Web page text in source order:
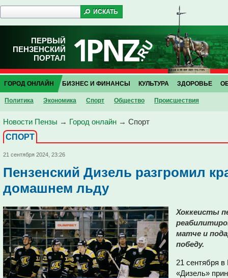
ПЕРВЫЙ
ПЕНЗЕНСКИЙ
ПОРТАЛ
ГОРОД ОНЛАЙН
Политика Экономика Спорт Общество Проиcшествия
БИЗНЕС И ФИНАНСЫ КУЛЬТУРА ЗДОРОВЬЕ
Новости Пензы → Город онлайн → Спорт
СПОРТ
21 сентября 2024, 23:26
Пензенский Дизель разгромил
домашнем льду
Хоккеисты
матче и
победу.
21 сентября
«Дизель»